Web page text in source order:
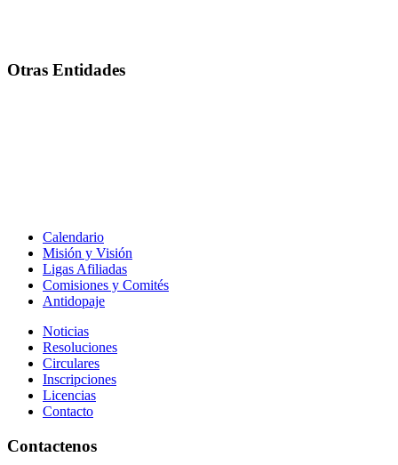
Otras Entidades
Calendario
Misión y Visión
Ligas Afiliadas
Comisiones y Comités
Antidopaje
Noticias
Resoluciones
Circulares
Inscripciones
Licencias
Contacto
Contactenos